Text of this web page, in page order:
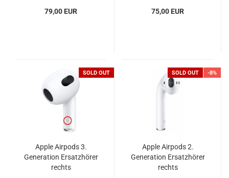
79,00 EUR 75,00 EUR
SOLD OUT
Apple Airpods 3.
Generation Ersatzhörer
rechts
SOLD OUT -8%
Apple Airpods 2.
Generation Ersatzhörer
rechts